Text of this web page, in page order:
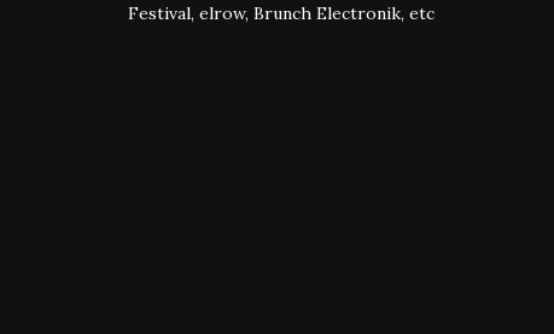
Festival, elrow, Brunch Electronik, etc